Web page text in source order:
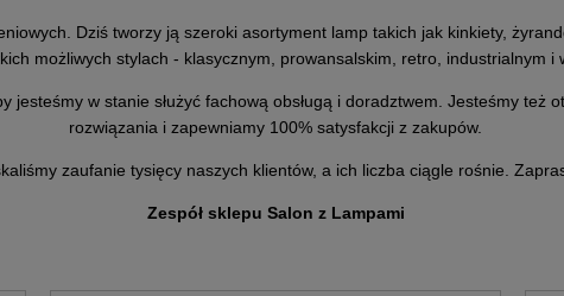
Dziś tworzy ją szeroki asortyment lamp takich jak kinkiety,
możliwych stylach - klasycznym, prowansalskim, retro, industrialnym i
jesteśmy w stanie służyć fachową obsługą i doradztwem. Jesteśmy
rozwiązania i zapewniamy 100% satysfakcji z zakupów.
zaufanie tysięcy naszych klientów, a ich liczba ciągle rośnie.
Zespół sklepu Salon z Lampami